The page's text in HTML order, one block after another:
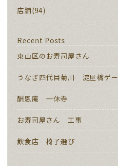
店舗(94)
Recent Posts
東山区のお寿司屋さん
うなぎ四代目菊川 淀屋橋ゲ
酬恩庵 一休寺
お寿司屋さん 工事
飲食店 椅子選び